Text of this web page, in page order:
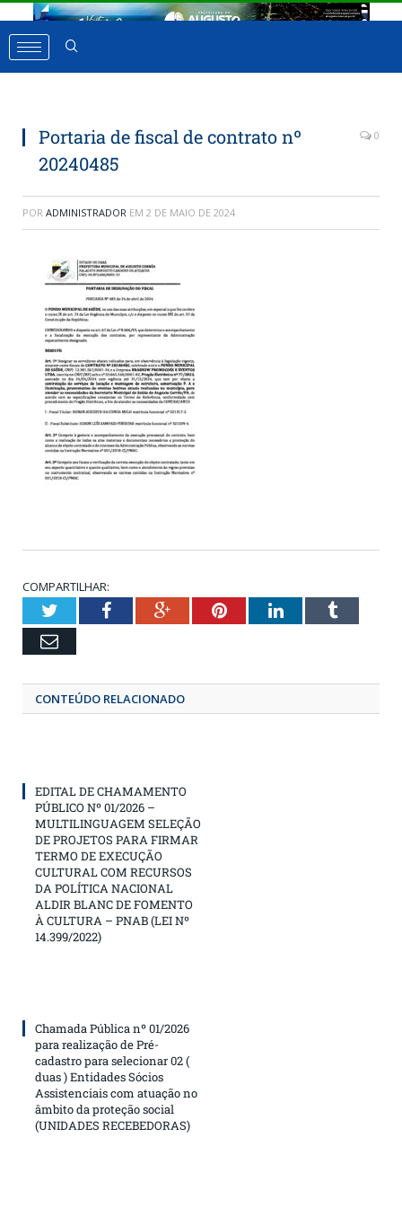
Portaria de fiscal de contrato nº
20240485
0
POR ADMINISTRADOR EM 2 DE MAIO DE 2024
COMPARTILHAR:
TwitterFacebookGoogle+Pinterest
LinkedIn
Email
CONTEÚDO RELACIONADO
EDITAL DE CHAMAMENTO
PÚBLICO Nº 01/2026 –
MULTILINGUAGEM SELEÇÃO
DE PROJETOS PARA FIRMAR
TERMO DE EXECUÇÃO
CULTURAL COM RECURSOS
DA POLÍTICA NACIONAL
ALDIR BLANC DE FOMENTO
À CULTURA – PNAB (LEI Nº
14.399/2022)
Chamada Pública nº 01/2026
para realização de Pré-
cadastro para selecionar 02 (
duas ) Entidades Sócios
Assistenciais com atuação no
âmbito da proteção social
(UNIDADES RECEBEDORAS)